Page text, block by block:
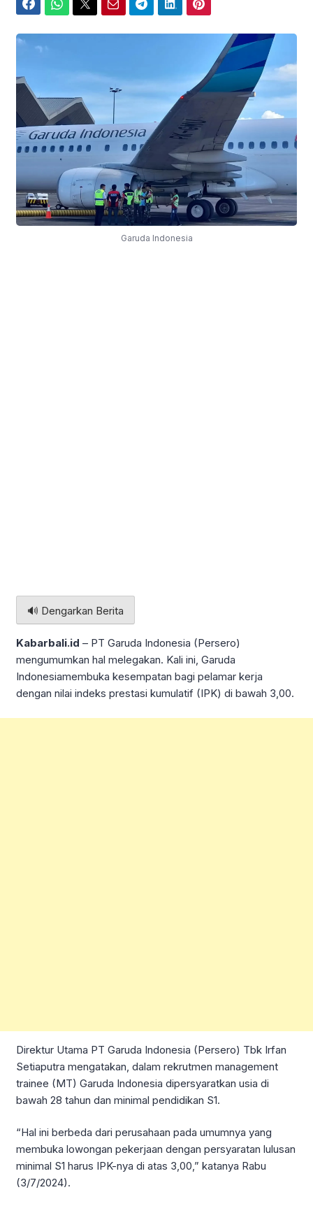
Garuda Indonesia
🔊 Dengarkan Berita
Kabarbali.id – PT Garuda Indonesia (Persero)
mengumumkan hal melegakan. Kali ini, Garuda
Indonesiamembuka kesempatan bagi pelamar kerja
dengan nilai indeks prestasi kumulatif (IPK) di bawah 3,00.
Direktur Utama PT Garuda Indonesia (Persero) Tbk Irfan
Setiaputra mengatakan, dalam rekrutmen management
trainee (MT) Garuda Indonesia dipersyaratkan usia di
bawah 28 tahun dan minimal pendidikan S1.
“Hal ini berbeda dari perusahaan pada umumnya yang
membuka lowongan pekerjaan dengan persyaratan lulusan
minimal S1 harus IPK-nya di atas 3,00,” katanya Rabu
(3/7/2024).